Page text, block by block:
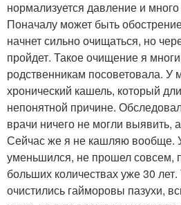
нормализуется давление и много
Поначалу может быть
начнет сильно очищаться, но
пройдет. Такое очищение я
родственникам посоветовала.
хронический кашель, который
непонятной причине.
врачи ничего не могли выявить,
Сейчас же я не кашляю вообще.
уменьшился, не прошел совсем,
больших количествах уже 30
очистились гайморовы пазухи,